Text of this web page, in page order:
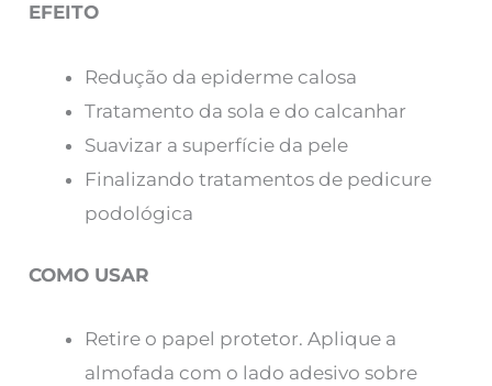
EFEITO
Redução da epiderme calosa
Tratamento da sola e do calcanhar
Suavizar a superfície da pele
Finalizando tratamentos de pedicure
podológica
COMO USAR
Retire o papel protetor. Aplique a
almofada com o lado adesivo sobre